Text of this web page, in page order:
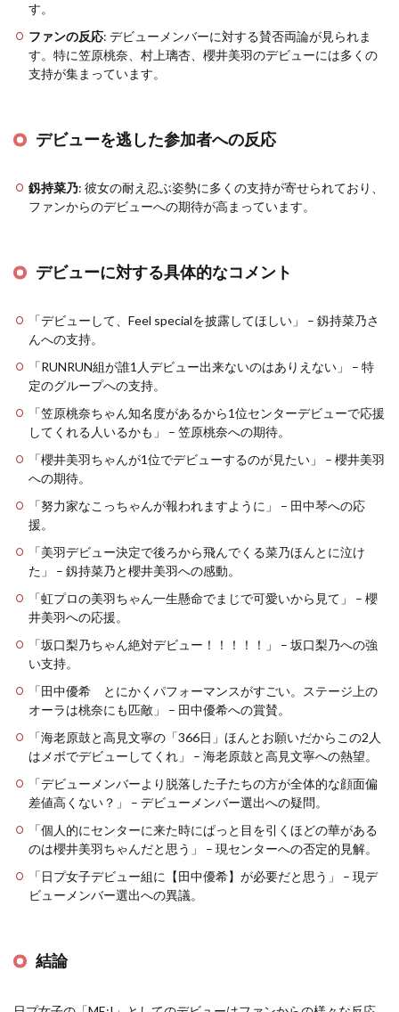
す。
ファンの反応: デビューメンバーに対する賛否両論が見られま
す。特に笠原桃奈、村上璃杏、櫻井美羽のデビューには多くの
支持が集まっています。
デビューを逃した参加者への反応
釼持菜乃: 彼女の耐え忍ぶ姿勢に多くの支持が寄せられており、
ファンからのデビューへの期待が高まっています。
デビューに対する具体的なコメント
「デビューして、Feel specialを披露してほしい」 – 釼持菜乃さ
んへの支持。
「RUNRUN組が誰1人デビュー出来ないのはありえない」 – 特
定のグループへの支持。
「笠原桃奈ちゃん知名度があるから1位センターデビューで応援
してくれる人いるかも」 – 笠原桃奈への期待。
「櫻井美羽ちゃんが1位でデビューするのが見たい」 – 櫻井美羽
への期待。
「努力家なこっちゃんが報われますように」 – 田中琴への応
援。
「美羽デビュー決定で後ろから飛んでくる菜乃ほんとに泣け
た」 – 釼持菜乃と櫻井美羽への感動。
「虹プロの美羽ちゃん一生懸命でまじで可愛いから見て」 – 櫻
井美羽への応援。
「坂口梨乃ちゃん絶対デビュー！！！！！」 – 坂口梨乃への強
い支持。
「田中優希 とにかくパフォーマンスがすごい。ステージ上の
オーラは桃奈にも匹敵」 – 田中優希への賞賛。
「海老原鼓と高見文寧の「366日」ほんとお願いだからこの2人
はメボでデビューしてくれ」 – 海老原鼓と高見文寧への熱望。
「デビューメンバーより脱落した子たちの方が全体的な顔面偏
差値高くない？」 – デビューメンバー選出への疑問。
「個人的にセンターに来た時にぱっと目を引くほどの華がある
のは櫻井美羽ちゃんだと思う」 – 現センターへの否定的見解。
「日プ女子デビュー組に【田中優希】が必要だと思う」 – 現デ
ビューメンバー選出への異議。
結論